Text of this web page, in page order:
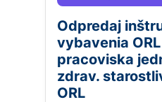
Odpredaj
vybavenia
pracoviska
zdrav.
ORL